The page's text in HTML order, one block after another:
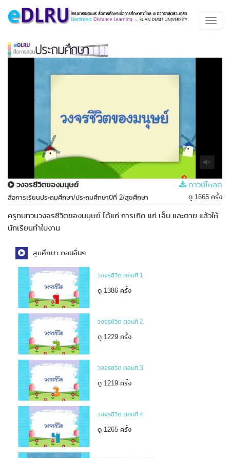
วงจรชีวิตของมนุษย์ ดาวน์โหลด
สื่อการเรียนประถมศึกษา/ประถมศึกษาปีที่ 2/สุขศึกษา ดู 1665 ครั้ง
ครูทบทวนวงจรชีวิตของมนุษย์ ได้แก่ การเกิด แก่ เจ็บ และตาย แล้วให้
นักเรียนทำใบงาน
สุขศึกษา ตอนอื่นๆ
วงจรชีวิต ตอนที่ 1
ดู 1386 ครั้ง
วงจรชีวิต ตอนที่ 2
ดู 1229 ครั้ง
วงจรชีวิต ตอนที่ 3
ดู 1219 ครั้ง
วงจรชีวิต ตอนที่ 4
ดู 1265 ครั้ง